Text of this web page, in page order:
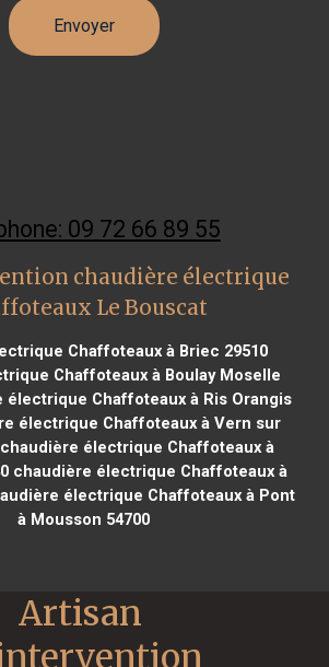
09 72 66 89 55
chaudière électrique
Le Bouscat
Chaffoteaux à Briec 29510
Chaffoteaux à Boulay Moselle
Chaffoteaux à Ris Orangis
électrique Chaffoteaux à Vern sur
chaudière électrique Chaffoteaux à
chaudière électrique Chaffoteaux à
électrique Chaffoteaux à Pont
à Mousson 54700
Artisan